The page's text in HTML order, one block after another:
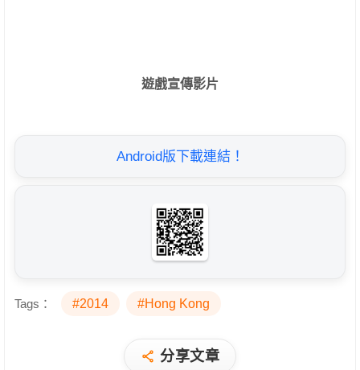
遊戲宣傳影片
Android版下載連結！
Tags： #2014 #Hong Kong
分享文章